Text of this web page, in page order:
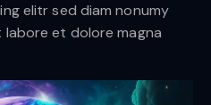
elitr sed diam nonumy
et dolore magna